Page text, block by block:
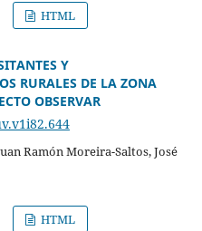
HTML
Y
RURALES DE LA ZONA
OBSERVAR
Ramón Moreira-Saltos, José
HTML